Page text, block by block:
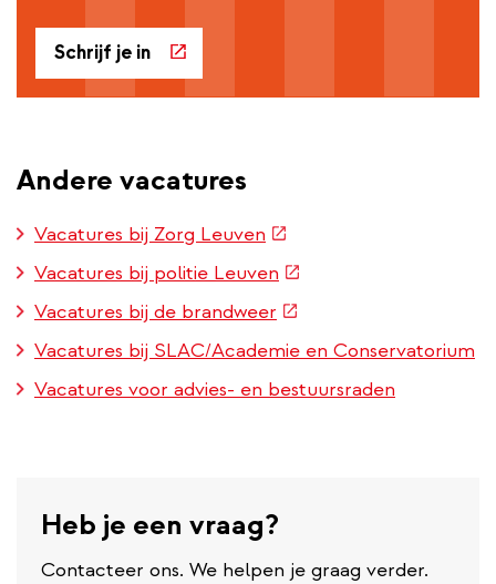
Schrijf je in
Andere vacatures
Vacatures bij Zorg Leuven (externe
link)
Vacatures bij politie Leuven (externe
link)
Vacatures bij de brandweer (externe
link)
Vacatures bij SLAC/Academie en Conservatorium
Vacatures voor advies- en bestuursraden
Heb je een vraag?
Contacteer ons. We helpen je graag verder.